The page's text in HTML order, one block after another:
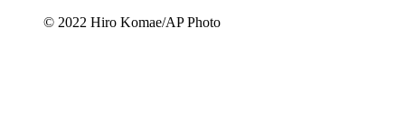
© 2022 Hiro Komae/AP Photo